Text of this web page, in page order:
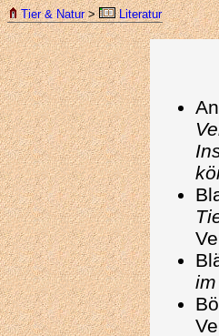
Tier & Natur> Literatur